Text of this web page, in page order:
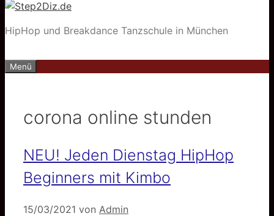
HipHop und Breakdance Tanzschule in München
Menü
corona online stunden
NEU! Jeden Dienstag HipHop
Beginners mit Kimbo
15/03/2021 von Admin